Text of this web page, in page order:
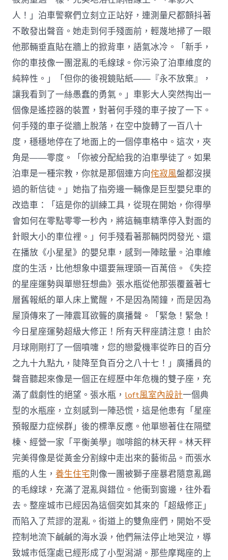
人！」泊車警察們立刻立正站好，連測量尺都顫抖著
不敢發出聲音。她走到何手殘面前，輕蔑地掃了一眼
他那輛垂直貼在牆上的掀背車，語氣冰冷。「新手，
你的車技像一團混亂的毛線球。你污染了泊車維度的
純粹性。」「但你的後視鏡貼紙——『永不放棄』，
讓我看到了一絲愚蠢的勇氣。」車影大人突然掏出一
個像是遙控器的裝置，對著何手殘的車子按了一下。
何手殘的車子從牆上脫落，在空中旋轉了一百八十
度，穩穩地停在了地面上的一個停車格中。這次，夾
角是——零度。「你被分配給我的泊車學徒了。如果
泊車是一種宗教，你就是那個連方向侘寂風盤都沒摸
過的新信徒。」她指了指旁邊一輛像是巨型嬰兒車的
改造車：「這是你的訓練工具，從現在開始，你得學
會如何在零點零零一秒內，將這輛車精準停入對面的
針眼大小的車位裡。」何手殘看著那輛閃閃發光、還
在播放《小星星》的嬰兒車，感到一陣眩暈。泊車維
度的生活，比他想象中還要無理頭一百萬倍。《失控
的星座運勢與單戀狂想曲》張水瓶從他那張覆蓋著七
層舊報紙的單人床上驚醒，不是因為鬧鐘，而是因為
屋頂傳來了一陣震耳欲聾的廣播聲。「緊急！緊急！
今日星座運勢超級大修正！所有天秤座請注意！由於
月球剛剛打了一個噴嚏，您的戀愛機率從昨日的百分
之九十九點九，陡降至負百分之八十七！」廣播員的
聲音聽起來像是一個正在經歷中年危機的雙子座，充
滿了戲劇性的絕望。張水瓶， loft風室內設計一個典
型的水瓶座，立刻感到一陣恐慌，這是他患有「星座
預報壓力症候群」後的標準反應。他單戀著住在隔壁
棟、經營一家「平衡美學」咖啡館的林天秤。林天秤
完美得像是從黃金分割線中走出來的藝術品。而張水
瓶的人生，養生住宅則像一團被獅子座暴君隨意亂踢
的毛線球，充滿了混亂與錯位。他衝到窗邊，往外看
去。整座城市已經因為這個突如其來的「超級修正」
而陷入了荒謬的混亂。街道上的雙魚座們，開始不受
控制地流下鹹鹹的海水淚，他們無法停止地哭泣，導
致城市低窪處已經形成了小型潟湖。那些摩羯座的上